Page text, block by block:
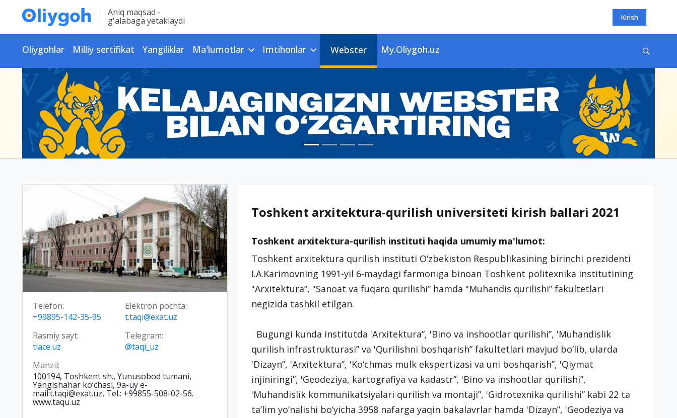
Aniq maqsad -
g'alabaga yetaklaydi Kirish
Oliygohlar Milliy sertifikat Yangiliklar Ma'lumotlar Imtihonlar Webster My.Oliygoh.uz
Telefon:
+99895-142-35-95
Elektron pochta:
t.taqi@exat.uz
Rasmiy sayt:
tiace.uz
Telegram:
@taqi_uz
Manzil:
100194, Toshkent sh., Yunusobod tumani,
Yangishahar ko‘chasi, 9a-uy e-
mail:t.taqi@exat.uz, Tel.: +99855-508-02-56.
www.taqu.uz
Toshkent arxitektura-qurilish universiteti kirish ballari 2021
Toshkent arxitektura-qurilish instituti haqida umumiy ma'lumot:
Toshkent arxitektura qurilish instituti O‘zbekiston Respublikasining birinchi prezidenti
I.A.Karimovning 1991-yil 6-maydagi farmoniga binoan Toshkent politexnika institutining
"Arxitektura”, "Sanoat va fuqaro qurilishi” hamda "Muhandis qurilishi” fakultetlari
negizida tashkil etilgan.
Bugungi kunda institutda 'Arxitektura”, 'Bino va inshootlar qurilishi”, 'Muhandislik
qurilish infrastrukturasi” va 'Qurilishni boshqarish” fakultetlari mavjud bo‘lib, ularda
'Dizayn”, 'Arxitektura”, 'Ko‘chmas mulk ekspertizasi va uni boshqarish”, 'Qiymat
injiniringi”, 'Geodeziya, kartografiya va kadastr”, 'Bino va inshootlar qurilishi”,
'Muhandislik kommunikatsiyalari qurilish va montaji”, 'Gidrotexnika qurilishi” kabi 22 ta
ta’lim yo‘nalishi bo‘yicha 3958 nafarga yaqin bakalavrlar hamda 'Dizayn”, 'Geodeziya va